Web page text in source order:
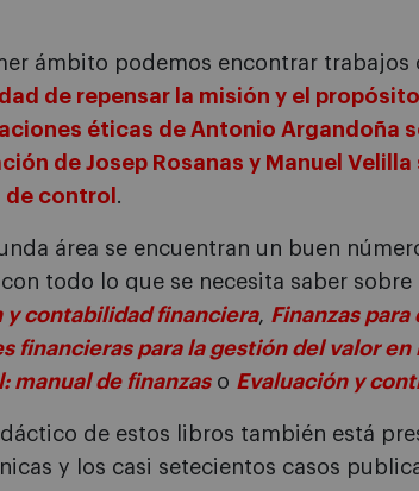
ámbito podemos encontrar trabajos
de repensar la misión y el
éticas de Antonio Argandoña
de Josep Rosanas y Manuel
control .
área se encuentran un buen
todo lo que se necesita saber
y contabilidad financiera, Finanzas
financieras para la gestión del valor en
manual de finanzaso Evaluación y
de estos libros también está
y los casi setecientos casos